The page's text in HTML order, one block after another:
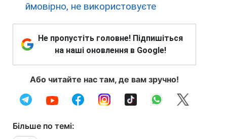
ймовірно, не використовуєте
Не пропустіть головне! Підпишіться
на наші оновлення в Google!
Або читайте нас там, де вам зручно!
Більше по темі: